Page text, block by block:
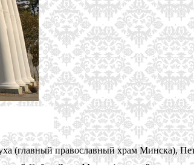
(главный православный храм Минска),